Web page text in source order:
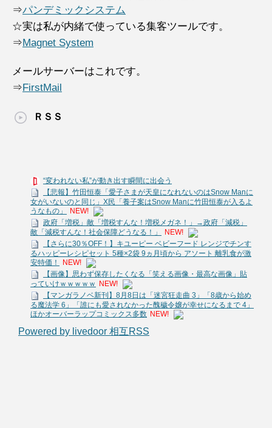
⇒パンデミックシステム
☆実は私が内緒で使っている集客ツールです。
⇒Magnet System
メールサーバーはこれです。
⇒FirstMail
ＲＳＳ
“変われない私”が動き出す瞬間に出会う
【悲報】竹田恒泰「愛子さまが天皇になれないのはSnow Manに
女がいないのと同じ」X民「養子案はSnow Manに竹田恒泰が入るよ
うなもの」
NEW!
政府「増税」敵「増税すんな！増税メガネ！」→政府「減税」
敵「減税すんな！社会保障どうなる！」
NEW!
【さらに30％OFF！】キユーピー ベビーフード レンジでチンす
るハッピーレシピセット 5種×2袋 9ヵ月頃から アソート 離乳食が激
安特価！
NEW!
【画像】思わず保存したくなる「笑える画像・最高な画像」貼
っていけｗｗｗｗｗ
NEW!
【マンガラノベ新刊】8月8日は「迷宮狂走曲 3」「8歳から始め
る魔法学 6」「誰にも愛されなかった醜穢令嬢が幸せになるまで 4」
ほかオーバーラップコミックス多数 NEW!
Powered by livedoor 相互RSS